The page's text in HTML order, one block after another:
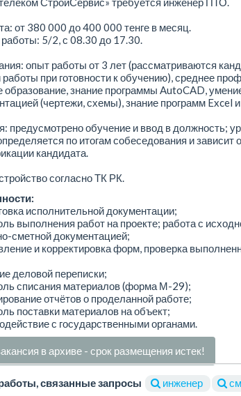
от 380 000 до 400 000 тенге в месяц.
5/2, с 08.30 до 17.30.
опыт работы от 3 лет (рассматриваются
при готовности к обучению), среднее
знание программы AutoCAD,
(чертежи, схемы), знание программ Excel
предусмотрено обучение и ввод в должность;
по итогам собеседования и зависит
кандидата.
согласно ТК РК.
исполнительной документации;
выполнения работ на проекте; работа с
сметной документацией;
и корректировка форм, проверка
деловой переписки;
списания материалов (форма М-29);
отчётов о проделанной работе;
поставки материалов на объект;
с государственными органами.
в архиве - срок размещения истек!
связанные запросы инженер